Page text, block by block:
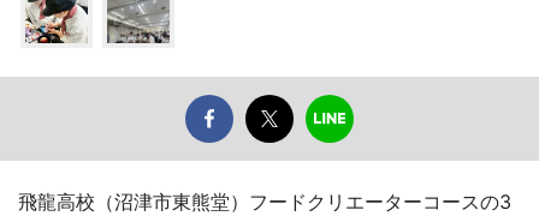
飛龍高校（沼津市東熊堂）フードクリエーターコースの3